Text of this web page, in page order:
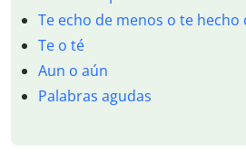
Te echo de menos o te hecho
Te o té
Aun o aún
Palabras agudas